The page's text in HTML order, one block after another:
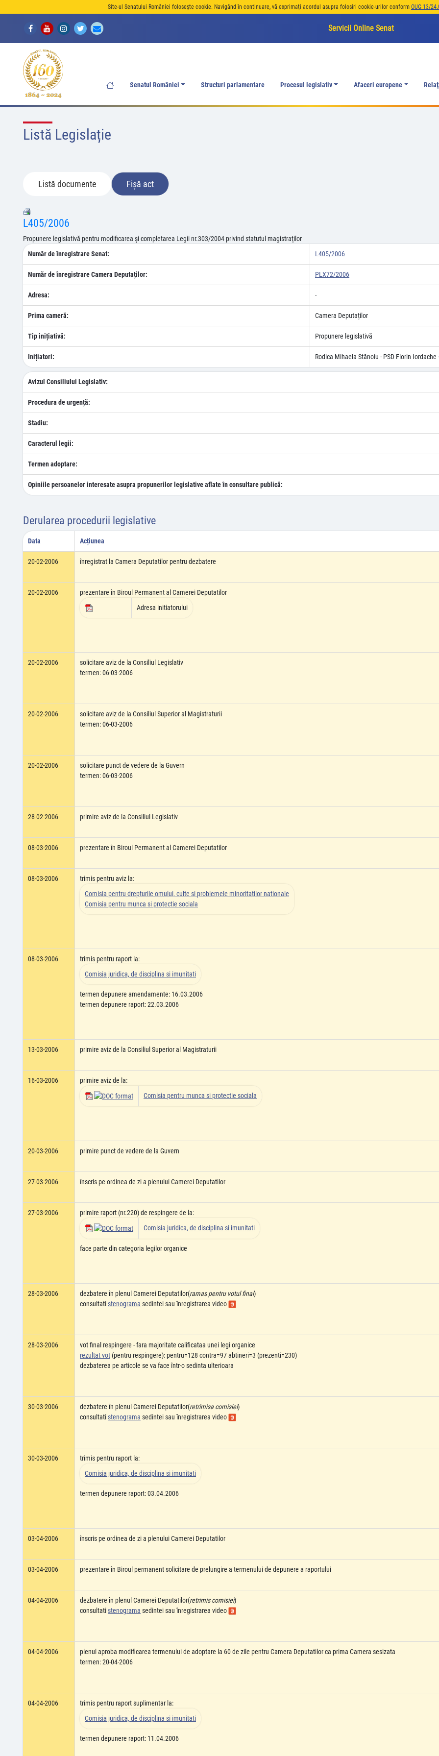
Site-ul Senatului României folosește cookie. Navigând în continuare, vă exprimați acordul asupra folosiri cookie-urilor conform OUG 13/
Servicii Online Senat
Senatul României Structuri parlamentare Procesul legislativ Afaceri europene
Listă Legislație
Listă documente Fișă act
L405/2006
Propunere legislativă pentru modificarea şi completarea Legii nr.303/2004 privind statutul magistraţilor
Număr de înregistrare Senat:
L405/2006
Număr de înregistrare Camera Deputaților: PLX72/2006
Adresa: -
Prima cameră: Camera Deputaților
Tip inițiativă: Propunere legislativă
Inițiatori: Rodica Mihaela Stănoiu - PSD Florin Iordache
Avizul Consiliului Legislativ:
Procedura de urgență:
Stadiu:
Caracterul legii:
Termen adoptare:
Opiniile persoanelor interesate asupra propunerilor legislative aflate în consultare publică:
Derularea procedurii legislative
Data Acțiunea
20-02-2006 înregistrat la Camera Deputatilor pentru dezbatere
20-02-2006
prezentare în Biroul Permanent al Camerei Deputatilor
Adresa initiatorului
20-02-2006
solicitare aviz de la Consiliul Legislativ
termen: 06-03-2006
20-02-2006
solicitare aviz de la Consiliul Superior al Magistraturii
termen: 06-03-2006
20-02-2006
solicitare punct de vedere de la Guvern
termen: 06-03-2006
28-02-2006 primire aviz de la Consiliul Legislativ
08-03-2006 prezentare în Biroul Permanent al Camerei Deputatilor
08-03-2006
trimis pentru aviz la:
Comisia pentru drepturile omului, culte si problemele minoritatilor nationale
Comisia pentru munca si protectie sociala
08-03-2006
trimis pentru raport la:
Comisia juridica, de disciplina si imunitati
termen depunere amendamente: 16.03.2006
termen depunere raport: 22.03.2006
13-03-2006 primire aviz de la Consiliul Superior al Magistraturii
16-03-2006
primire aviz de la:
Comisia pentru munca si protectie sociala
20-03-2006 primire punct de vedere de la Guvern
27-03-2006 înscris pe ordinea de zi a plenului Camerei Deputatilor
27-03-2006
primire raport (nr.220) de respingere de la:
Comisia juridica, de disciplina si imunitati
face parte din categoria legilor organice
28-03-2006 dezbatere în plenul Camerei Deputatilor(ramas pentru votul final)
consultatistenograma sedintei sau înregistrarea video
28-03-2006
vot final respingere - fara majoritate calificataa unei legi organice
rezultat vot (pentru respingere): pentru=128 contra=97 abtineri=3 (prezenti=230)
dezbaterea pe articole se va face într-o sedinta ulterioara
30-03-2006 dezbatere în plenul Camerei Deputatilor(retrimisa comisiei)
consultatistenograma sedintei sau înregistrarea video
30-03-2006
trimis pentru raport la:
Comisia juridica, de disciplina si imunitati
termen depunere raport: 03.04.2006
03-04-2006 înscris pe ordinea de zi a plenului Camerei Deputatilor
03-04-2006 prezentare în Biroul permanent solicitare de prelungire a termenului de depunere a raportului
04-04-2006 dezbatere în plenul Camerei Deputatilor(retrimis comisiei)
consultatistenograma sedintei sau înregistrarea video
04-04-2006
plenul aproba modificarea termenului de adoptare la 60 de zile pentru Camera Deputatilor ca prima Camera sesizata
termen: 20-04-2006
04-04-2006
trimis pentru raport suplimentar la:
Comisia juridica, de disciplina si imunitati
termen depunere raport: 11.04.2006